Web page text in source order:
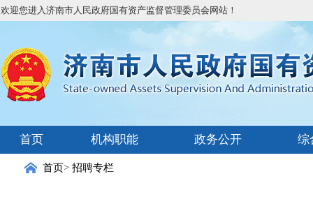
欢迎您进入济南市人民政府国有资产监督管理委员会网站！
首页 机构职能 政务公开 综
首页> 招聘专栏